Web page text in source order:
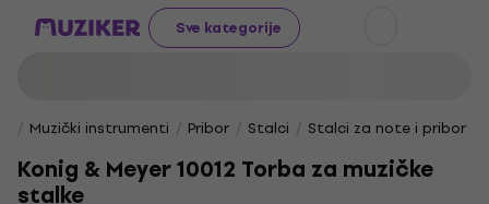
Sve kategorije
Muzički instrumenti Pribor Stalci Stalci za note i pribor
Konig & Meyer 10012 Torba za muzičke
stalke